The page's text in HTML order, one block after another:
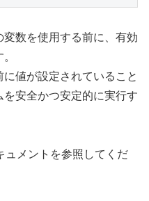
数を使用する前に、有効
値が設定されていること
安全かつ安定的に実行す
ュメントを参照してくだ